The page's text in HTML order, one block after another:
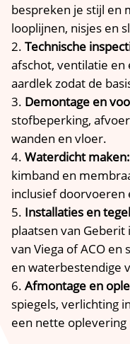
bespreken je stijl en
looplijnen, nisjes en
Technische
afschot, ventilatie
aardlek zodat de
Demontage en
stofbeperking,
wanden en vloer.​
Waterdicht maken:
kimband en
inclusief doorvoeren
Installaties en
plaatsen van
van Viega of ACO
en waterbestendige
Afmontage en
spiegels, verlichting
een nette